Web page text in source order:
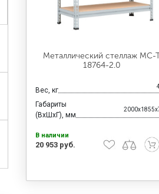
Металлический стеллаж МС-
18764-2.0
Вес, кг
Габариты
(ВхШхГ), мм
В наличии
20 953 руб.